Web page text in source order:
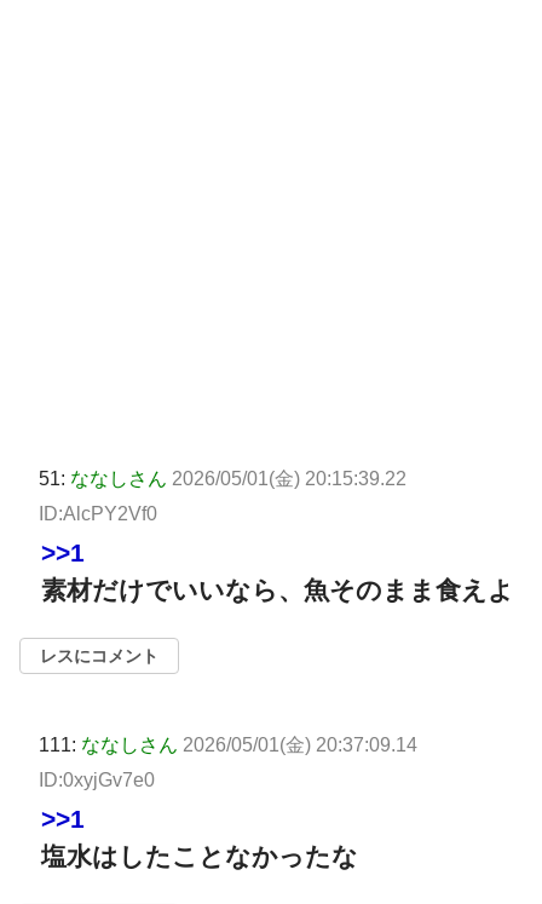
51: ななしさん 2026/05/01(金) 20:15:39.22
ID:AlcPY2Vf0
>>1
素材だけでいいなら、魚そのまま食えよ
レスにコメント
111: ななしさん 2026/05/01(金) 20:37:09.14
ID:0xyjGv7e0
>>1
塩水はしたことなかったな